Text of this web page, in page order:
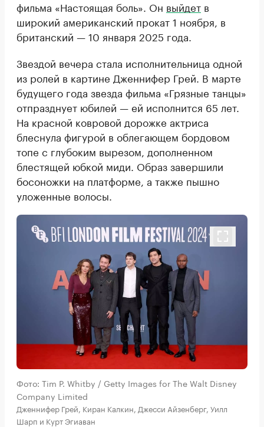
фильма «Настоящая боль». Он выйдет в
широкий американский прокат 1 ноября, в
британский — 10 января 2025 года.
Звездой вечера стала исполнительница одной
из ролей в картине Дженнифер Грей. В марте
будущего года звезда фильма «Грязные танцы»
отпразднует юбилей — ей исполнится 65 лет.
На красной ковровой дорожке актриса
блеснула фигурой в облегающем бордовом
топе с глубоким вырезом, дополненном
блестящей юбкой миди. Образ завершили
босоножки на платформе, а также пышно
уложенные волосы.
Фото: Tim P. Whitby / Getty Images for The Walt Disney
Company Limited
Дженнифер Грей, Киран Калкин, Джесси Айзенберг, Уилл
Шарп и Курт Эгиаван